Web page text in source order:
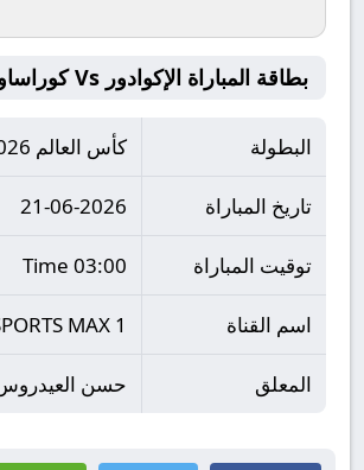
بطاقة المباراة الإكوادور Vs كوراساو
البطولة كأس العالم 2026™
تاريخ المباراة 21-06-2026
توقيت المباراة 03:00 Time
اسم القناة MAX 1
المعلق حسن